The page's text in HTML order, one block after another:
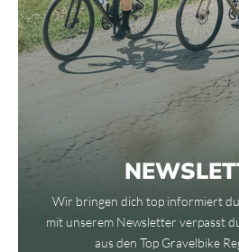
Wir bringen dich top informiert
mit unserem Newsletter verpasst
aus den Top Gravelbike